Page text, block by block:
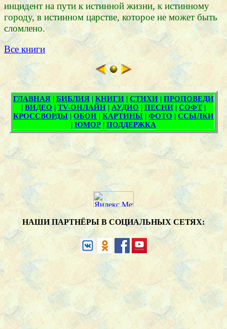
инцидент на пути к истинной жизни, к истинному
городу, в истинном царстве, которое не может быть
сломлено.
Все книги